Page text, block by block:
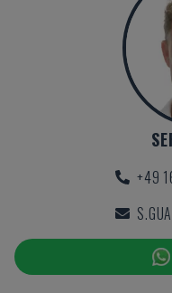
+49